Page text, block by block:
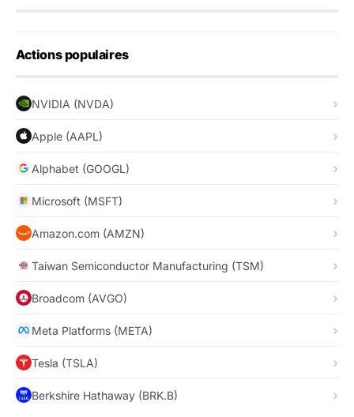
Actions populaires
NVIDIA (NVDA)
Apple (AAPL)
Alphabet (GOOGL)
Microsoft (MSFT)
Amazon.com (AMZN)
Taiwan Semiconductor Manufacturing (TSM)
Broadcom (AVGO)
Meta Platforms (META)
Tesla (TSLA)
Berkshire Hathaway (BRK.B)